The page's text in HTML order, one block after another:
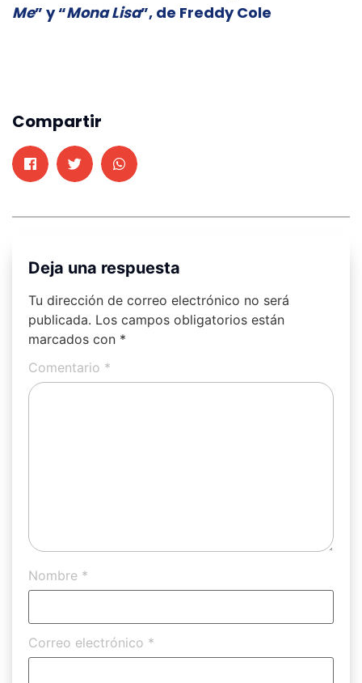
Me” y “Mona Lisa”, de Freddy Cole
Compartir
Deja una respuesta
Tu dirección de correo electrónico no será
publicada. Los campos obligatorios están
marcados con *
Comentario *
Nombre *
Correo electrónico *